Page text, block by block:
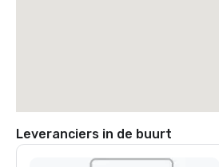
Leveranciers in de buurt